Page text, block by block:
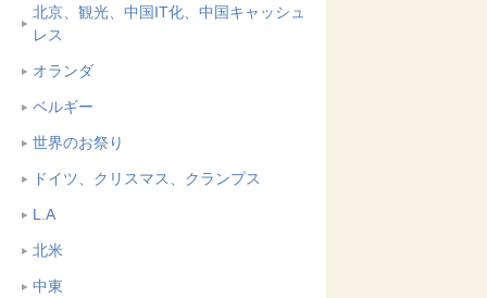
北京、観光、中国IT化、中国キャッシュ
レス
オランダ
ベルギー
世界のお祭り
ドイツ、クリスマス、クランプス
L.A
北米
中東